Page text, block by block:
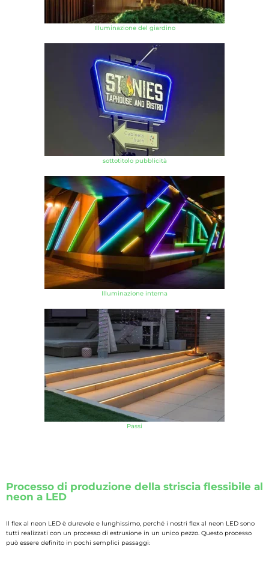
Illuminazione del giardino
sottotitolo pubblicità
Illuminazione interna
Passi
Processo di produzione della striscia flessibile al
neon a LED
Il flex al neon LED è durevole e lunghissimo, perché i nostri flex al neon LED sono
tutti realizzati con un processo di estrusione in un unico pezzo. Questo processo
può essere definito in pochi semplici passaggi: